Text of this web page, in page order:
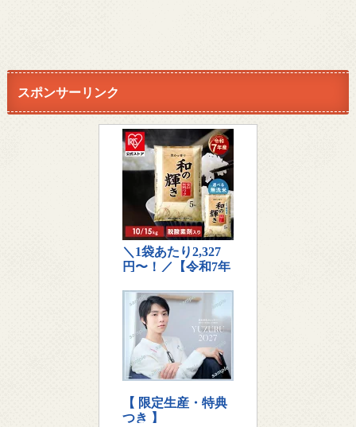
スポンサーリンク